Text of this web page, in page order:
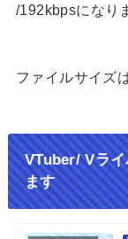
/192kbpsになり
ファイルサイズ
VTuber/ Vラ
ます